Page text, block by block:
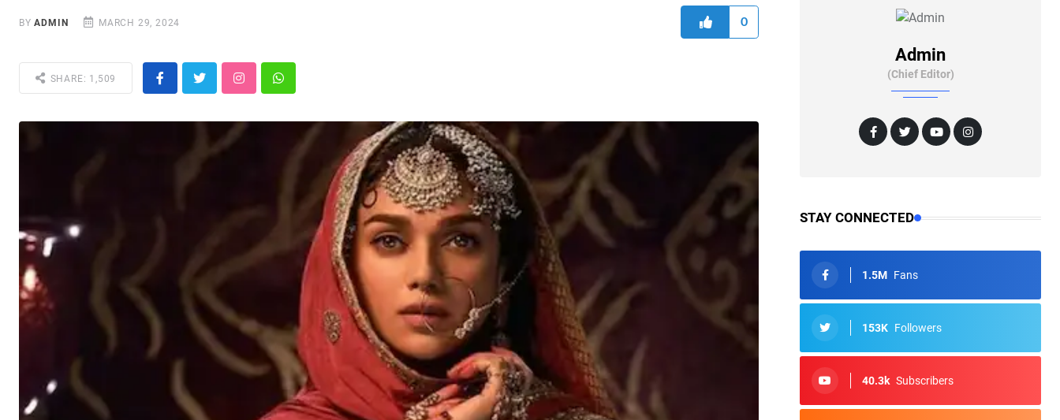
BYADMIN MARCH 29, 2024 0
SHARE: 1,509
Admin
(Chief Editor)
STAY CONNECTED
1.5M Fans
153K Followers
40.3k Subscribers